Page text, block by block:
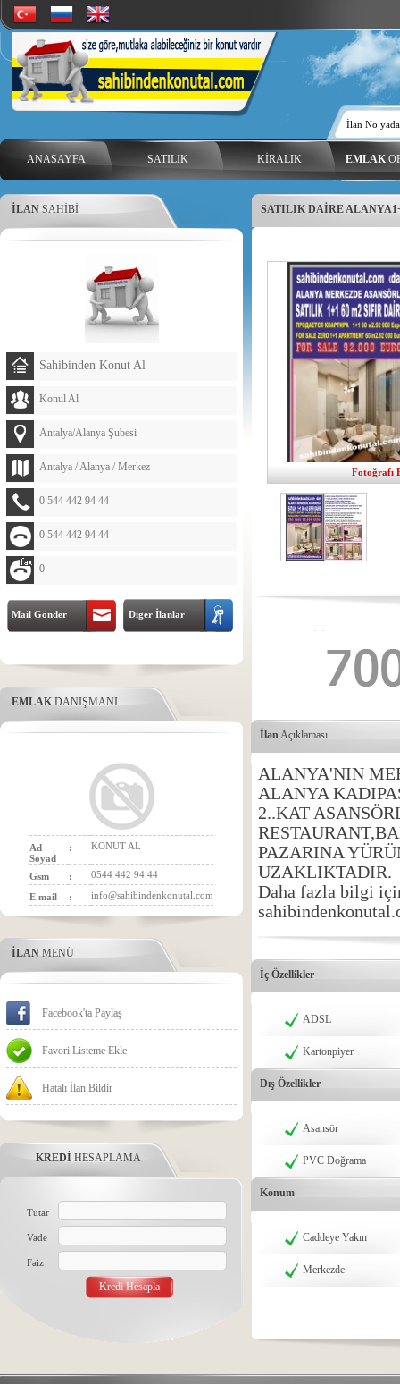
ANASAYFA SATILIK KİRALIK EMLAK
İLAN SAHİBİ
Sahibinden Konut Al
Konul Al
Antalya/Alanya Şubesi
Antalya / Alanya / Merkez
0 544 442 94 44
0 544 442 94 44
0
Mail Gönder Diger İlanlar
EMLAKDANIŞMANI
Ad
Soyad
: KONUT AL
Gsm : 0544 442 94 44
E mail : info@sahibindenkonutal.com
İLAN MENÜ
Facebook'ta Paylaş
Favori Listeme Ekle
Hatalı İlan Bildir
KREDİ HESAPLAMA
Tutar
Vade
Faiz
SATILIK DAİRE
Fotoğrafı
İlan Açıklaması
ALANYA'NIN
ALANYA
2..KAT
PAZARINA
UZAKLIKTADIR.
Daha fazla bilgi
İç Özellikler
ADSL
Kartonpiyer
Dış Özellikler
Asansör
PVC Doğrama
Konum
Caddeye Yakın
Merkezde